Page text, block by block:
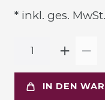
* inkl. ges.
IN DEN